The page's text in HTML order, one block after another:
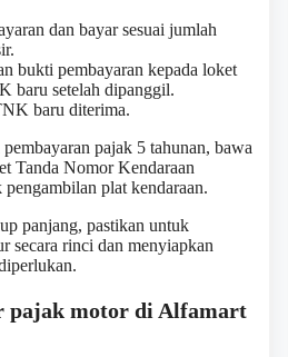
dan bayar sesuai jumlah
bukti pembayaran kepada loket
baru setelah dipanggil.
baru diterima.
pajak 5 tahunan, bawa
Tanda Nomor Kendaraan
plat kendaraan.
panjang, pastikan untuk
secara rinci dan menyiapkan
pajak motor di Alfamart